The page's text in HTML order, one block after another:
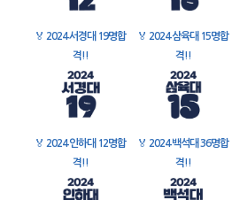
🏅 2024 서경대 19명합
격!!
🏅 2024 삼육대 15명합
격!!
🏅 2024 인하대 12명합
격!!
🏅 2024 백석대 36명합
격!!